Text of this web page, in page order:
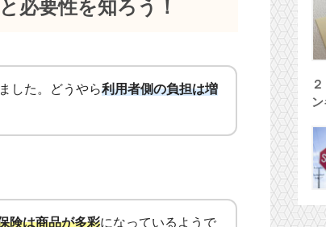
必要性を知ろう！
した。どうやら利用者側の負担は増
険は商品が多彩になっているようで